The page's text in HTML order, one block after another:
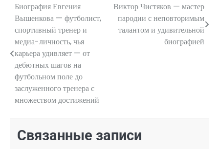
Навигация
по
записям
Биография Евгения
Вышенкова — футболист,
спортивный тренер и
медиа-личность, чья
карьера удивляет — от
дебютных шагов на
футбольном поле до
заслуженного тренера с
множеством достижений
Виктор Чистяков — мастер
пародии с неповторимым
талантом и удивительной
биографией
Связанные записи